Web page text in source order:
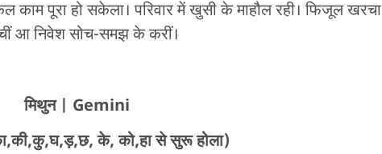
पूरा हो सकेला। परिवार में खुसी के माहौल रही। फिजूल खरचा
आ निवेश सोच-समझ के करीं।
मिथुन
| Gemini
के, को,हा से सुरू होला)